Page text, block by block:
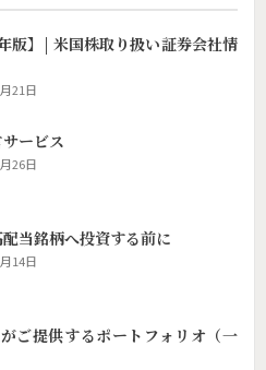
版】| 米国株取り扱い証券会社情
21日
ービス
26日
当銘柄へ投資する前に
14日
ご提供するポートフォリオ（一